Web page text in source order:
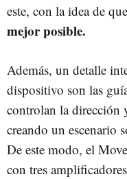
este, con la idea de que
mejor posible.
Además, un detalle
dispositivo son las
controlan la dirección
creando un escenario
De este modo, el
con tres